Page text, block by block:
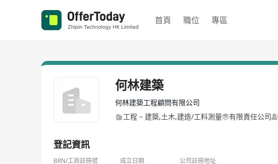
首頁 職位 專區
何林建築
何林建築工程顧問有限公司
工程 – 建築,土木,建造/工料測量
有限責任公司
登記資訊
BRN/工商註冊號 成立日期 公司註冊地址